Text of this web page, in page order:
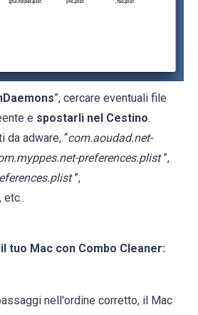
”, cercare eventuali file
e spostarli nel Cestino.
da adware, “com.aoudad.net-
preferences.plist ”,
”,
etc..
tuo Mac con Combo Cleaner:
nell'ordine corretto, il Mac